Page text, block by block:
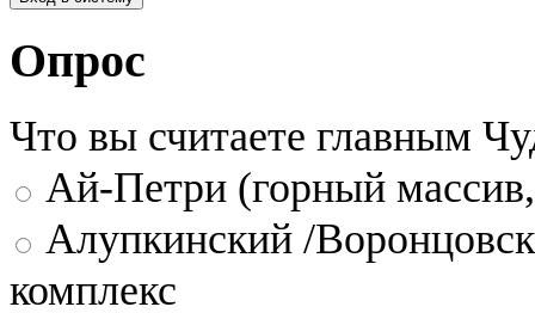
Опрос
Что вы считаете главным
Ай-Петри (горный
Алупкинский /
комплекс